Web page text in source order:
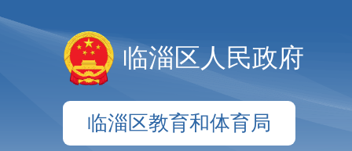
临淄区人民政府
临淄区教育和体育局